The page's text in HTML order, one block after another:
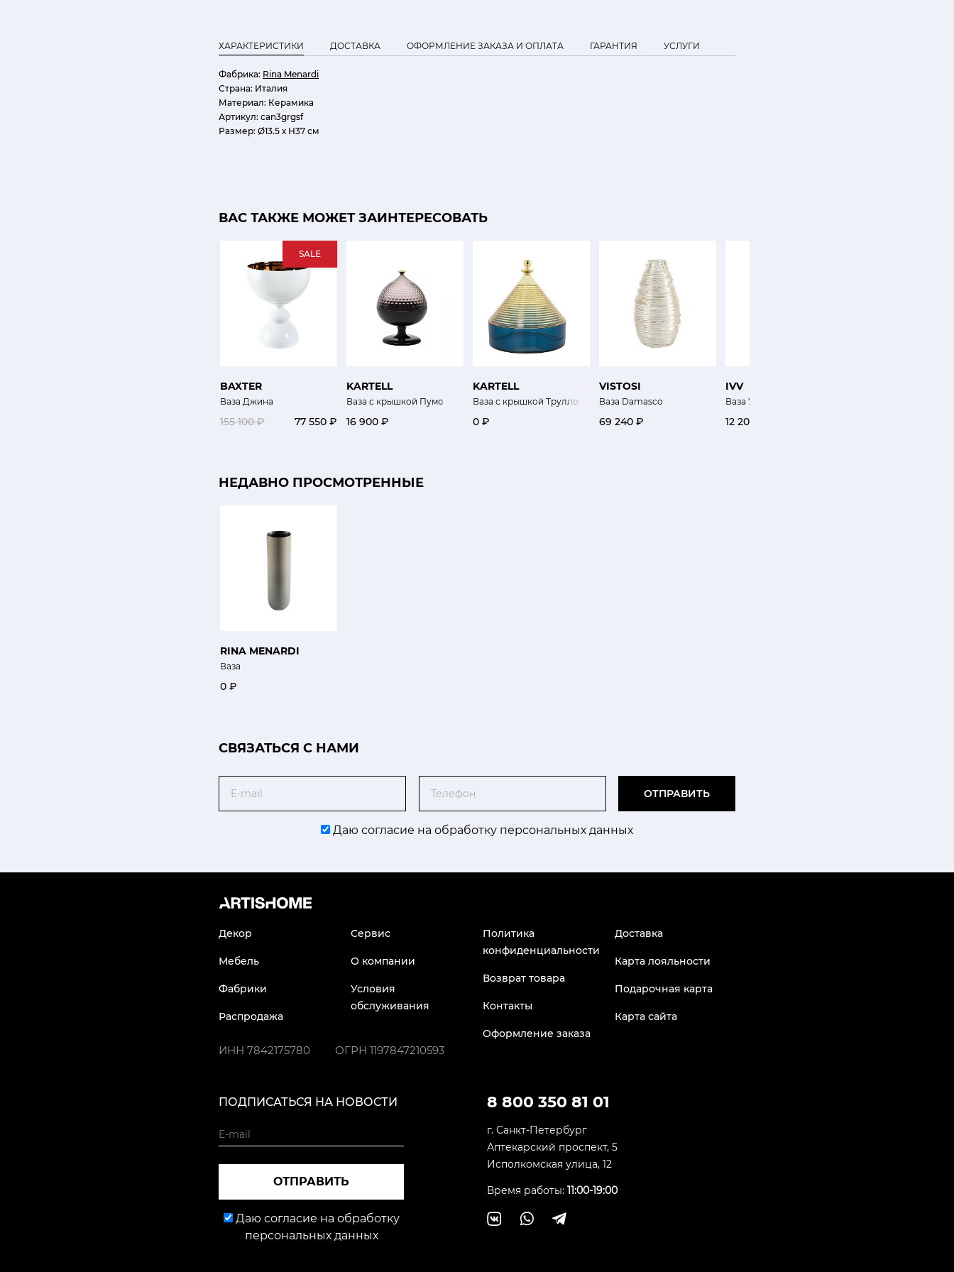
ХАРАКТЕРИСТИКИ ДОСТАВКА ОФОРМЛЕНИЕ ЗАКАЗА И ОПЛАТА ГАРАНТИЯ УСЛУГИ
Фабрика: Rina Menardi
Страна: Италия
Материал: Керамика
Артикул: can3grgsf
Размер: Ø13.5 х Н37 см
ВАС ТАКЖЕ МОЖЕТ ЗАИНТЕРЕСОВАТЬ
SALE
BAXTER
Ваза Джина
155 100 ₽ 77 550 ₽
KARTELL
Ваза с крышкой Пумо
16 900 ₽
KARTELL
Ваза с крышкой Трулло
0 ₽
VISTOSI
Ваза Damasco
69 240 ₽
IVV
Ваза Устрица
12 200 ₽
НЕДАВНО ПРОСМОТРЕННЫЕ
RINA MENARDI
Ваза
0 ₽
CВЯЗАТЬСЯ С НАМИ
ОТПРАВИТЬ
Даю согласие на обработку персональных данных
Декор
Мебель
Фабрики
Распродажа
Сервис
О компании
Условия
обслуживания
Политика
конфиденциальности
Возврат товара
Контакты
Оформление заказа
Доставка
Карта лояльности
Подарочная карта
Карта сайта
ИНН 7842175780 ОГРН 1197847210593
8 800 350 81 01
г. Санкт-Петербург
Аптекарский проспект, 5
Исполкомская улица, 12
Время работы: 11:00-19:00
ПОДПИСАТЬСЯ НА НОВОСТИ
ОТПРАВИТЬ
Даю согласие на обработку
персональных данных